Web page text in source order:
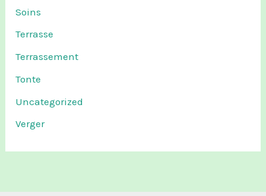
Soins
Terrasse
Terrassement
Tonte
Uncategorized
Verger